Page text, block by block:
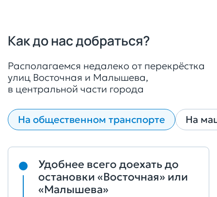
Как до нас добраться?
Располагаемся недалеко от перекрёстка
улиц Восточная и Малышева,
в центральной части города
На общественном транспорте На
Удобнее всего доехать до
остановки «Восточная» или
«Малышева»